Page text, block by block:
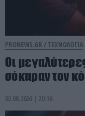
PRONEWS.GR / ΤΕΧΝΟΛΟΓΙΑ
Οι
σόκαραν τον
02.08.2026 | 20:16